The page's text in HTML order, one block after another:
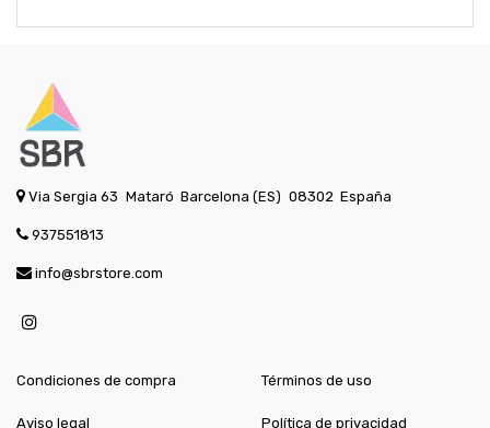
Via Sergia 63 Mataró Barcelona (ES) 08302 España
937551813
info@sbrstore.com
Condiciones de compra
Aviso legal
Términos de uso
Política de privacidad